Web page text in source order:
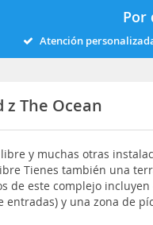
Por
Atención
The Ocean
y muchas otras
Tienes también una
de este complejo
y una zona de